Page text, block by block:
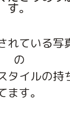
す。
れている写
の
タイルの持
ます。